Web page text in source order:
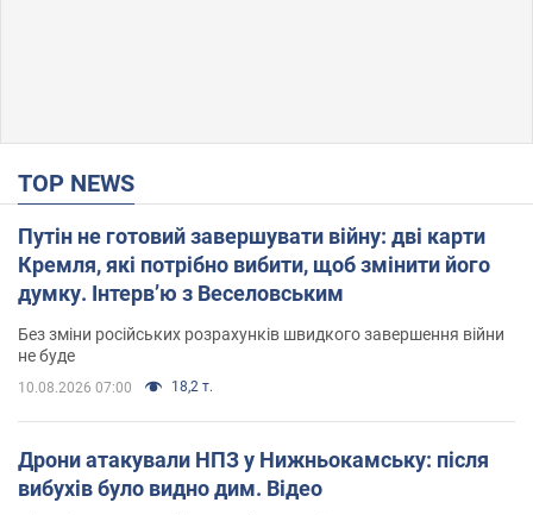
TOP NEWS
Путін не готовий завершувати війну: дві карти
Кремля, які потрібно вибити, щоб змінити його
думку. Інтерв’ю з Веселовським
Без зміни російських розрахунків швидкого завершення війни
не буде
10.08.2026 07:00 18,2 т.
Дрони атакували НПЗ у Нижньокамську: після
вибухів було видно дим. Відео